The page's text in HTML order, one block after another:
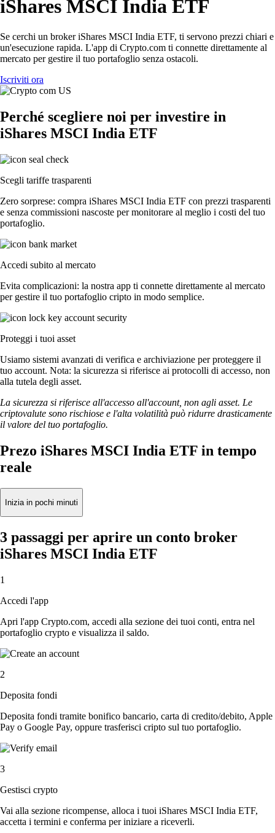
iShares MSCI India ETF
Se cerchi un broker iShares MSCI India ETF, ti servono prezzi chiari e
un'esecuzione rapida. L'app di Crypto.com ti connette direttamente al
mercato per gestire il tuo portafoglio senza ostacoli.
Iscriviti ora
Perché scegliere noi per investire in
iShares MSCI India ETF
Scegli tariffe trasparenti
Zero sorprese: compra iShares MSCI India ETF con prezzi trasparenti
e senza commissioni nascoste per monitorare al meglio i costi del tuo
portafoglio.
Accedi subito al mercato
Evita complicazioni: la nostra app ti connette direttamente al mercato
per gestire il tuo portafoglio cripto in modo semplice.
Proteggi i tuoi asset
Usiamo sistemi avanzati di verifica e archiviazione per proteggere il
tuo account. Nota: la sicurezza si riferisce ai protocolli di accesso, non
alla tutela degli asset.
La sicurezza si riferisce all'accesso all'account, non agli asset. Le
criptovalute sono rischiose e l'alta volatilità può ridurre drasticamente
il valore del tuo portafoglio.
Prezo iShares MSCI India ETF in tempo
reale
Inizia in pochi minuti
3 passaggi per aprire un conto broker
iShares MSCI India ETF
1
Accedi l'app
Apri l'app Crypto.com, accedi alla sezione dei tuoi conti, entra nel
portafoglio crypto e visualizza il saldo.
2
Deposita fondi
Deposita fondi tramite bonifico bancario, carta di credito/debito, Apple
Pay o Google Pay, oppure trasferisci cripto sul tuo portafoglio.
3
Gestisci crypto
Vai alla sezione ricompense, alloca i tuoi iShares MSCI India ETF,
accetta i termini e conferma per iniziare a riceverli.